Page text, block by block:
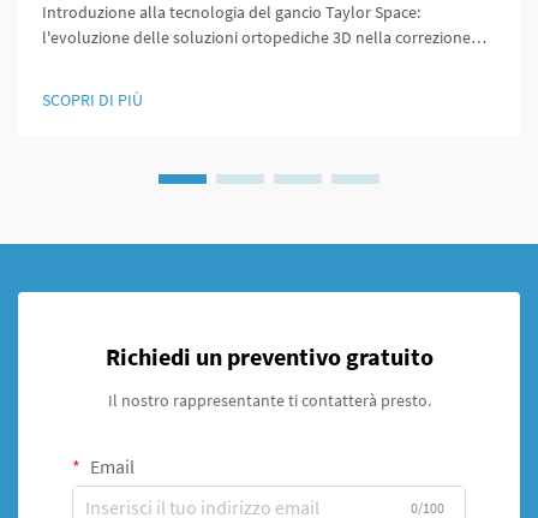
Introduzione alla tecnologia del gancio Taylor Space:
l'evoluzione delle soluzioni ortopediche 3D nella correzione
drasticamente da quando un tempo la chirurgia significava
grandi incisioni e poco controllo sui risultati. Ai quei tempi...
SCOPRI DI PIÙ
Richiedi un preventivo gratuito
Il nostro rappresentante ti contatterà presto.
Email
0/100